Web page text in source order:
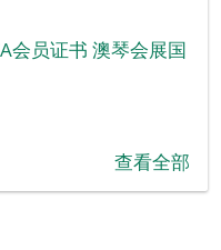
会员证书 澳琴会展国
查看全部